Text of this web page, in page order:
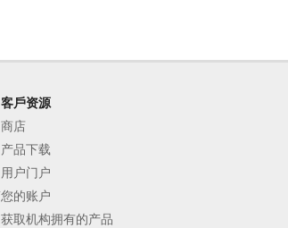
客戶资源
商店
产品下载
用户门户
您的账户
获取机构拥有的产品